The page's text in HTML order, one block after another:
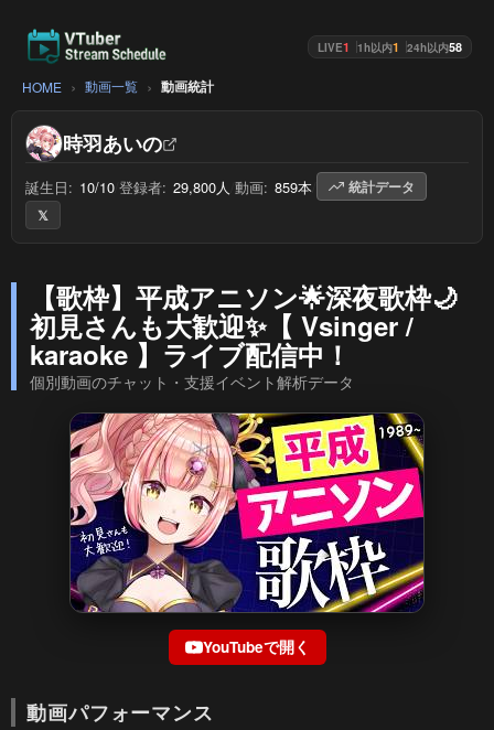
LIVE1 1h以内1 24h以内58
HOME 動画一覧 動画統計
時羽あいの
誕生日: 10/10 登録者: 29,800人 動画: 859本
統計データ
𝕏
【歌枠】平成アニソン🌟深夜歌枠🌙
初見さんも大歓迎✨️【 Vsinger /
karaoke 】ライブ配信中！
個別動画のチャット・支援イベント解析データ
YouTubeで開く
動画パフォーマンス